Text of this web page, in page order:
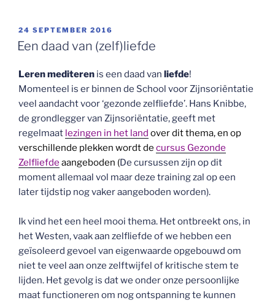
GEPLAATST
OP
24 SEPTEMBER 2016
Een daad van (zelf)liefde
Leren mediteren is een daad van liefde!
Momenteel is er binnen de School voor Zijnsoriëntatie
veel aandacht voor ‘gezonde zelfliefde’. Hans Knibbe,
de grondlegger van Zijnsoriëntatie, geeft met
regelmaat lezingen in het land over dit thema, en op
verschillende plekken wordt de cursus Gezonde
Zelfliefde aangeboden (De cursussen zijn op dit
moment allemaal vol maar deze training zal op een
later tijdstip nog vaker aangeboden worden).
Ik vind het een heel mooi thema. Het ontbreekt ons, in
het Westen, vaak aan zelfliefde of we hebben een
geïsoleerd gevoel van eigenwaarde opgebouwd om
niet te veel aan onze zelftwijfel of kritische stem te
lijden. Het gevolg is dat we onder onze persoonlijke
maat functioneren om nog ontspanning te kunnen